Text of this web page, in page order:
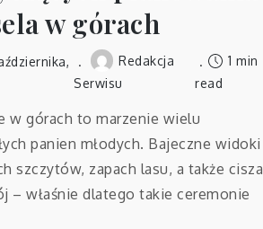
w górach
Redakcja
Serwisu
1 min
read
w górach to marzenie wielu
panien młodych. Bajeczne widoki
szczytów, zapach lasu, a także cisza
– właśnie dlatego takie ceremonie